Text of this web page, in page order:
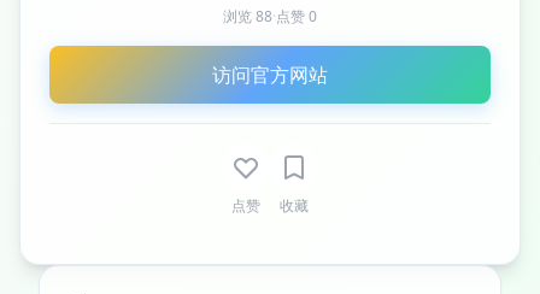
浏览88·点赞0
访问官方网站
点赞 收藏